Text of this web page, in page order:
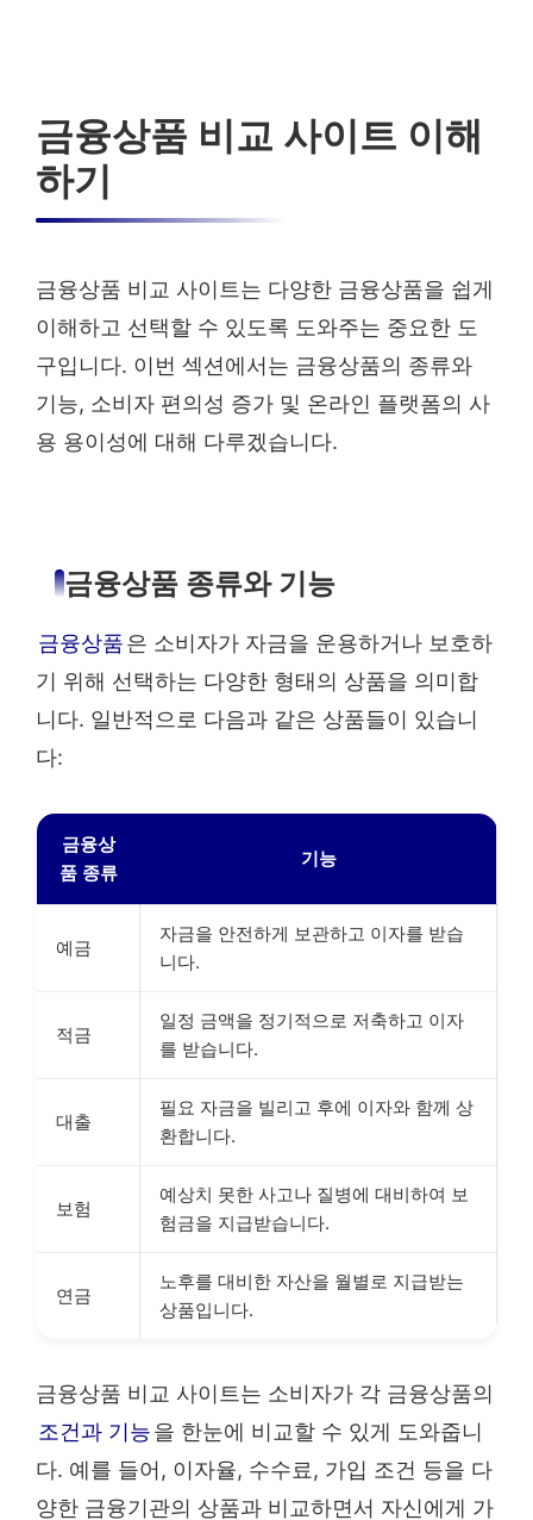
금융상품 비교 사이트 이해
하기
금융상품 비교 사이트는 다양한 금융상품을 쉽게
이해하고 선택할 수 있도록 도와주는 중요한 도
구입니다. 이번 섹션에서는 금융상품의 종류와
기능, 소비자 편의성 증가 및 온라인 플랫폼의 사
용 용이성에 대해 다루겠습니다.
금융상품 종류와 기능
금융상품은 소비자가 자금을 운용하거나 보호하
기 위해 선택하는 다양한 형태의 상품을 의미합
니다. 일반적으로 다음과 같은 상품들이 있습니
다:
금융상
품 종류
기능
예금
자금을 안전하게 보관하고 이자를 받습
니다.
적금
일정 금액을 정기적으로 저축하고 이자
를 받습니다.
대출
필요 자금을 빌리고 후에 이자와 함께 상
환합니다.
보험
예상치 못한 사고나 질병에 대비하여 보
험금을 지급받습니다.
연금
노후를 대비한 자산을 월별로 지급받는
상품입니다.
금융상품 비교 사이트는 소비자가 각 금융상품의
조건과 기능을 한눈에 비교할 수 있게 도와줍니
다. 예를 들어, 이자율, 수수료, 가입 조건 등을 다
양한 금융기관의 상품과 비교하면서 자신에게 가